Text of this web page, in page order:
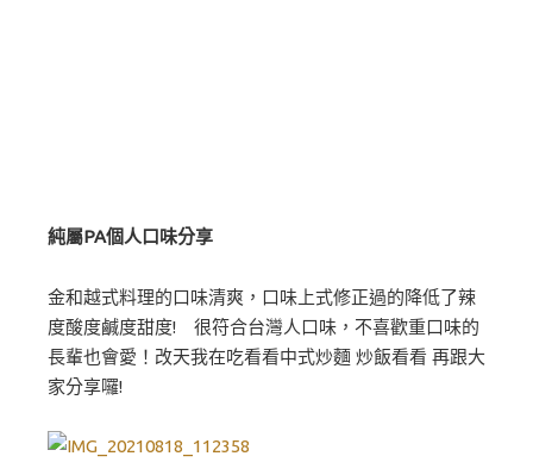
純屬PA個人口味分享
金和越式料理的口味清爽，口味上式修正過的降低了辣
度酸度鹹度甜度! 很符合台灣人口味，不喜歡重口味的
長輩也會愛！改天我在吃看看中式炒麵 炒飯看看 再跟大
家分享囉!